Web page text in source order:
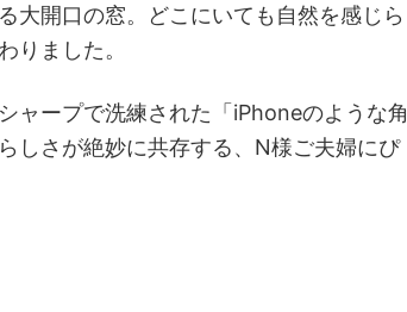
大開口の窓。どこにいても自然を感じら
りました。
ャープで洗練された「iPhoneのような角
しさが絶妙に共存する、N様ご夫婦にぴ